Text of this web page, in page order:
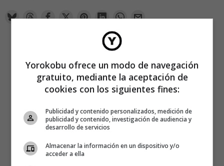
Yorokobu ofrece un modo de navegación
gratuito, mediante la aceptación de
cookies con los siguientes fines:
Publicidad y contenido personalizados, medición de
publicidad y contenido, investigación de audiencia y
desarrollo de servicios
Almacenar la información en un dispositivo y/o
acceder a ella